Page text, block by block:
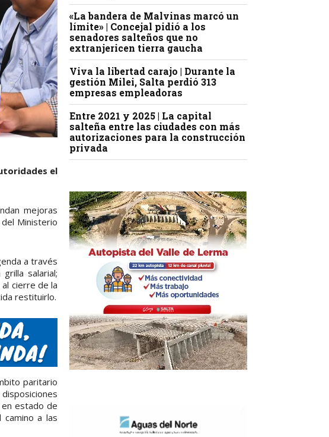
el
mejoras
Ministerio
a través
salarial;
cierre de la
restituirlo.
paritario
estado de
camino a las
«La bandera de Malvinas marcó un
límite» | Concejal pidió a los
senadores salteños que no
extranjericen tierra gaucha
Viva la libertad carajo | Durante la
gestión Milei, Salta perdió 313
empresas empleadoras
Entre 2021 y 2025 | La capital
salteña entre las ciudades con más
autorizaciones para la construcción
privada